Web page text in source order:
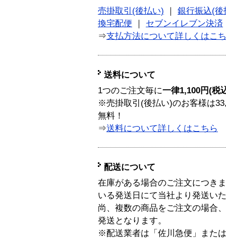
売掛取引(後払い)
銀行振込(後
換宅配便
セブンイレブン決済
⇒支払方法について詳しくはこ
送料について
1つのご注文毎に一律1,100円(税
※売掛取引(後払い)のお客様は
無料！
⇒送料について詳しくはこちら
配送について
在庫がある場合のご注文につき
いる発送日にて当社より発送い
尚、複数の商品をご注文の場合
発送となります。
※配送業者は「佐川急便」また